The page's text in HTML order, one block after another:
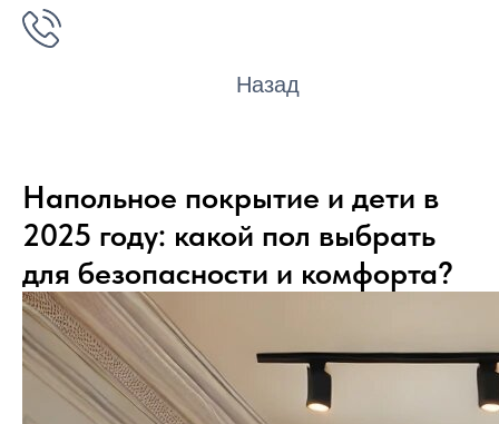
Назад
Напольное покрытие и дети в
2025 году: какой пол выбрать
для безопасности и комфорта?